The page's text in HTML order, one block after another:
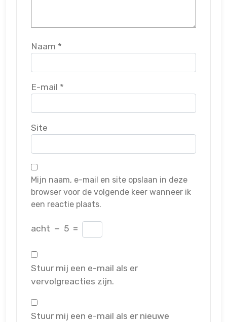
Naam *
E-mail *
Site
Mijn naam, e-mail en site opslaan in deze
browser voor de volgende keer wanneer ik
een reactie plaats.
acht − 5 =
Stuur mij een e-mail als er
vervolgreacties zijn.
Stuur mij een e-mail als er nieuwe